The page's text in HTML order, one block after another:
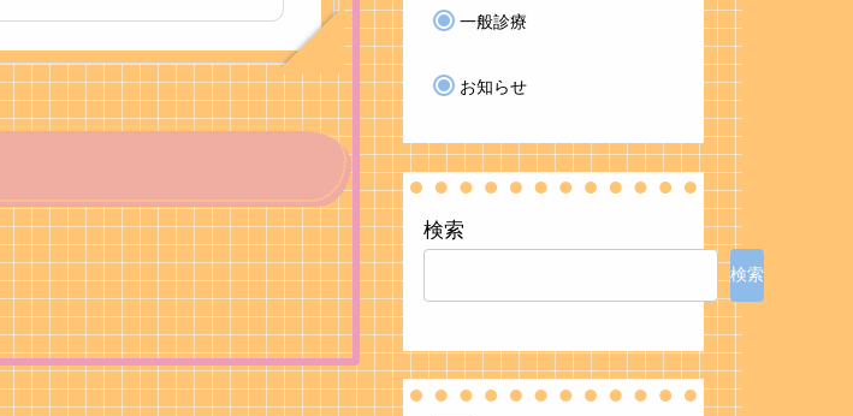
癌となります。耳や鼻など皮膚全
一般診療
お知らせ
検索
検索